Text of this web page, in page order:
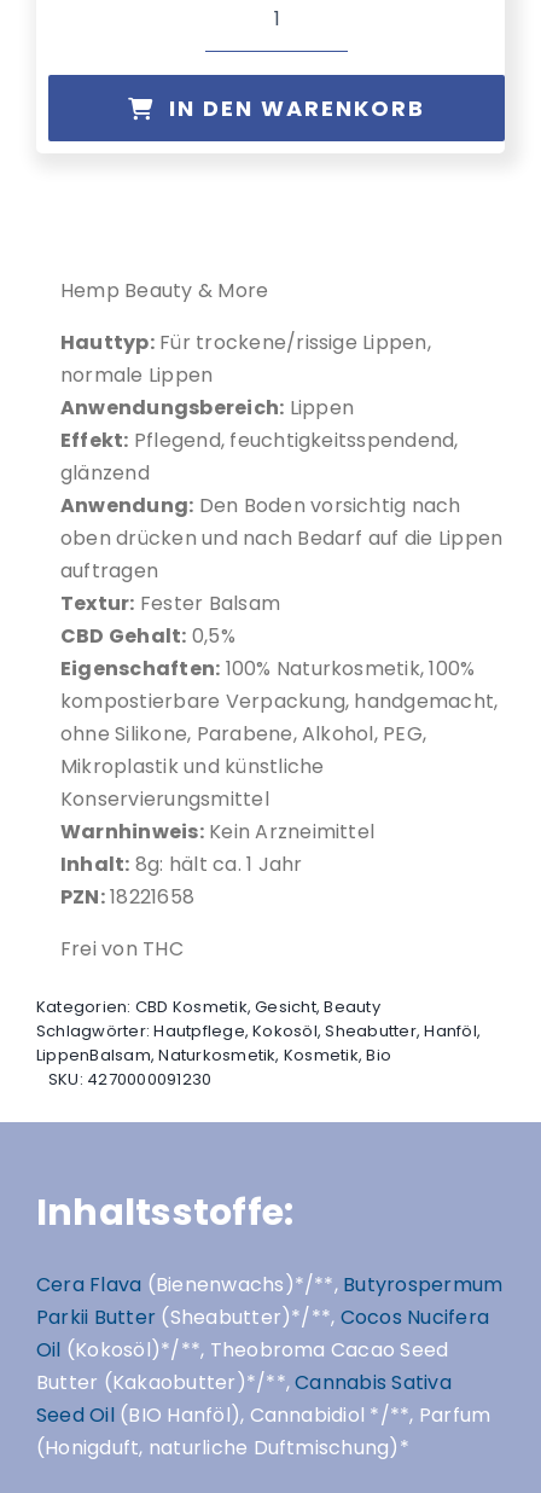
Malantis
LippenBalm
IN DEN WARENKORB
Hemp Beauty & More
Hauttyp:Für trockene/rissige Lippen,
normale Lippen
Anwendungsbereich: Lippen
Effekt: Pflegend, feuchtigkeitsspendend,
glänzend
Anwendung: Den Boden vorsichtig nach
oben drücken und nach Bedarf auf die Lippen
auftragen
Textur: Fester Balsam
CBD Gehalt: 0,5%
Eigenschaften: 100% Naturkosmetik, 100%
kompostierbare Verpackung, handgemacht,
ohne Silikone, Parabene, Alkohol, PEG,
Mikroplastik und künstliche
Konservierungsmittel
Warnhinweis:Kein Arzneimittel
Inhalt: 8g: hält ca. 1 Jahr
PZN:18221658
Frei von THC
Kategorien: CBD Kosmetik,Gesicht,Beauty
Schlagwörter:Hautpflege,Kokosöl,Sheabutter,Hanföl,
LippenBalsam,Naturkosmetik, Kosmetik,Bio
SKU: 4270000091230
Inhaltsstoffe:
Cera Flava (Bienenwachs)*/**, Butyrospermum
Parkii Butter (Sheabutter)*/**, Cocos Nucifera
Oil (Kokosöl)*/**, Theobroma Cacao Seed
Butter (Kakaobutter)*/**,Cannabis Sativa
Seed Oil(BIO Hanföl), Cannabidiol */**, Parfum
(Honigduft, naturliche Duftmischung)*